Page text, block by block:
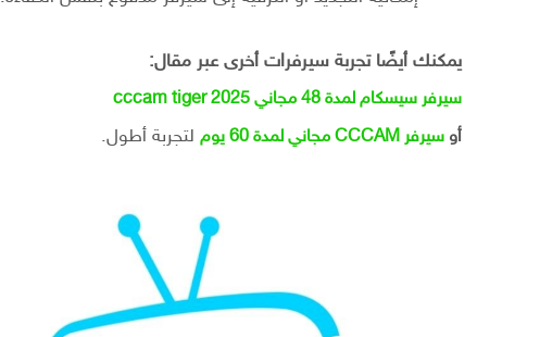
يمكنك أيضًا تجربة سيرفرات أخرى عبر مقال:
سيرفر سيسكام لمدة 48 مجاني 2025 cccam tiger
أو سيرفر CCCAM مجاني لمدة 60 يوم لتجربة أطول.